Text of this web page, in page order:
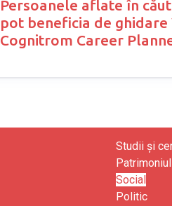
Persoanele aflate în
pot beneficia de
Cognitrom Career
Studii și
Social
Politic